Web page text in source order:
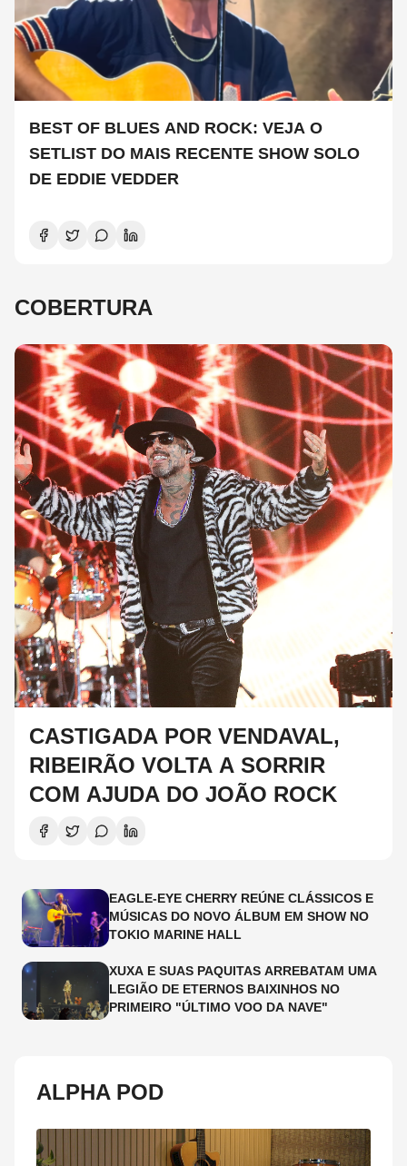
BEST OF BLUES AND ROCK: VEJA O
SETLIST DO MAIS RECENTE SHOW SOLO
DE EDDIE VEDDER
COBERTURA
CASTIGADA POR VENDAVAL,
RIBEIRÃO VOLTA A SORRIR
COM AJUDA DO JOÃO ROCK
EAGLE-EYE CHERRY REÚNE CLÁSSICOS E
MÚSICAS DO NOVO ÁLBUM EM SHOW NO
TOKIO MARINE HALL
XUXA E SUAS PAQUITAS ARREBATAM UMA
LEGIÃO DE ETERNOS BAIXINHOS NO
PRIMEIRO "ÚLTIMO VOO DA NAVE"
ALPHA POD